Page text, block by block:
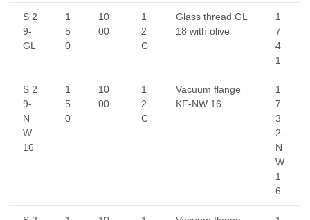
S 2
9-
GL
1
5
0
10
00
1
2
C
Glass thread GL
18 with olive
1
7
4
1
S 2
9-
N
W
16
1
5
0
10
00
1
2
C
Vacuum flange
KF-NW 16
1
7
3
2-
N
W
1
6